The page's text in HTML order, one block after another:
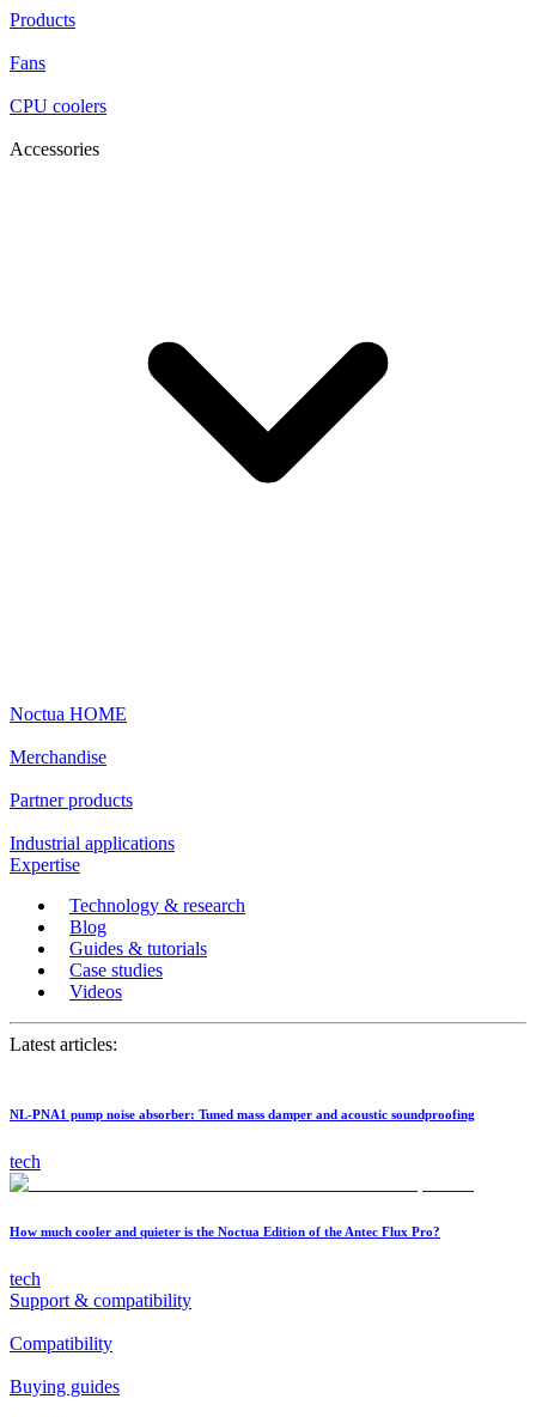
Products
Fans
CPU coolers
Accessories
Noctua HOME
Merchandise
Partner products
Industrial applications
Expertise
Technology & research
Blog
Guides & tutorials
Case studies
Videos
Latest articles:
NL-PNA1 pump noise absorber: Tuned mass damper and acoustic soundproofing
tech
How much cooler and quieter is the Noctua Edition of the Antec Flux Pro?
tech
Support & compatibility
Compatibility
Buying guides